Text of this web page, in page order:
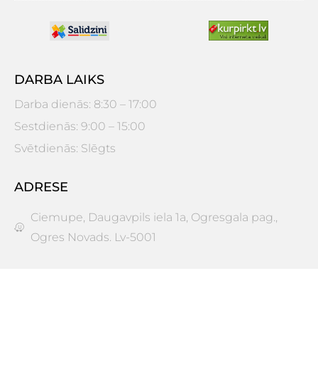
DARBA LAIKS
Darba dienās: 8:30 – 17:00
Sestdienās: 9:00 – 15:00
Svētdienās: Slēgts
ADRESE
Ciemupe, Daugavpils iela 1a, Ogresgala pag.,
Ogres Novads. Lv-5001